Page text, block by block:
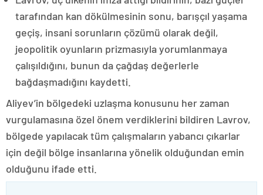
tarafından kan dökülmesinin sonu, barışçıl yaşama
geçiş, insani sorunların çözümü olarak değil,
jeopolitik oyunların prizmasıyla yorumlanmaya
çalışıldığını, bunun da çağdaş değerlerle
bağdaşmadığını kaydetti.
Aliyev’in bölgedeki uzlaşma konusunu her zaman
vurgulamasına özel önem verdiklerini bildiren Lavrov,
bölgede yapılacak tüm çalışmaların yabancı çıkarlar
için değil bölge insanlarına yönelik olduğundan emin
olduğunu ifade etti.